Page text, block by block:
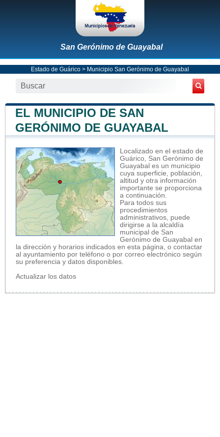
San Gerónimo de Guayabal
Estado de Guárico > Municipio San Gerónimo de Guayabal
EL MUNICIPIO DE SAN
GERÓNIMO DE GUAYABAL
Localizado en el estado de
Guárico, San Gerónimo de
Guayabal es un municipio
cuya superficie, población,
altitud y otra información
importante se proporciona
a continuación.
Para todos sus
procedimientos
administrativos, puede
dirigirse a la alcaldía
municipal de San
Gerónimo de Guayabal en
la dirección y horarios indicados en esta página, o contactar
al ayuntamiento por teléfono o por correo electrónico según
su preferencia y datos disponibles.
Actualizar los datos